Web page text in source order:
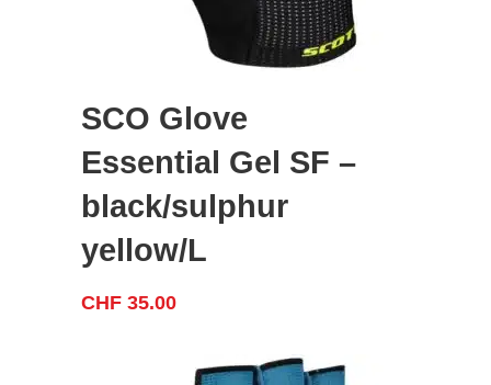
SCO Glove
Essential Gel SF –
black/sulphur
yellow/L
CHF 35.00